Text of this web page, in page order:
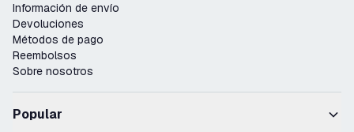
Información de envío
Devoluciones
Métodos de pago
Reembolsos
Sobre nosotros
Popular